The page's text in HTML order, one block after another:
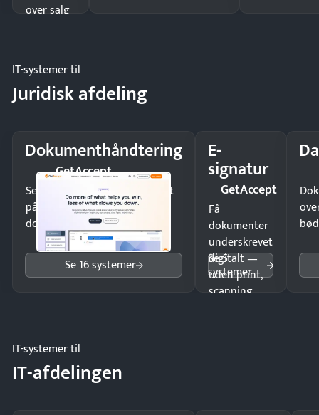
over salg
IT-systemer til
Juridisk afdeling
Dokumenthåndtering
GetAccept
Send kontrakter til underskrift
på minutter og mist ingen
dokumenter.
Se 16 systemer
E-
signatur
GetAccept
Få
dokumenter
underskrevet
digitalt —
uden print,
scanning
Se 5
systemer
IT-systemer til
IT-afdelingen